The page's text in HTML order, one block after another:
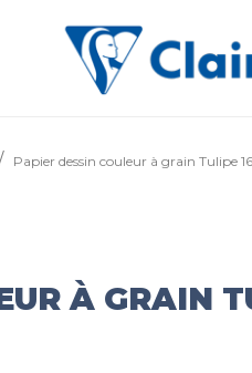
Papier dessin couleur à grain Tulipe
À GRAIN